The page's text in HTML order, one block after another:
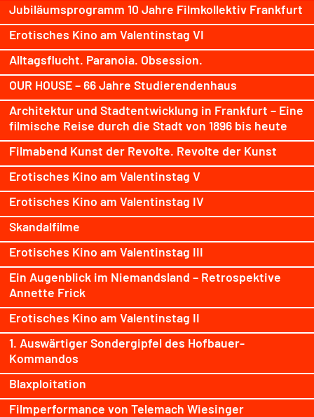
Jubiläumsprogramm 10 Jahre Filmkollektiv Frankfurt
Erotisches Kino am Valentinstag VI
Alltagsflucht. Paranoia. Obsession.
OUR HOUSE – 66 Jahre Studierendenhaus
Architektur und Stadtentwicklung in Frankfurt – Eine
filmische Reise durch die Stadt von 1896 bis heute
Filmabend Kunst der Revolte. Revolte der Kunst
Erotisches Kino am Valentinstag V
Erotisches Kino am Valentinstag IV
Skandalfilme
Erotisches Kino am Valentinstag III
Ein Augenblick im Niemandsland – Retrospektive
Annette Frick
Erotisches Kino am Valentinstag II
1. Auswärtiger Sondergipfel des Hofbauer-
Kommandos
Blaxploitation
Filmperformance von Telemach Wiesinger